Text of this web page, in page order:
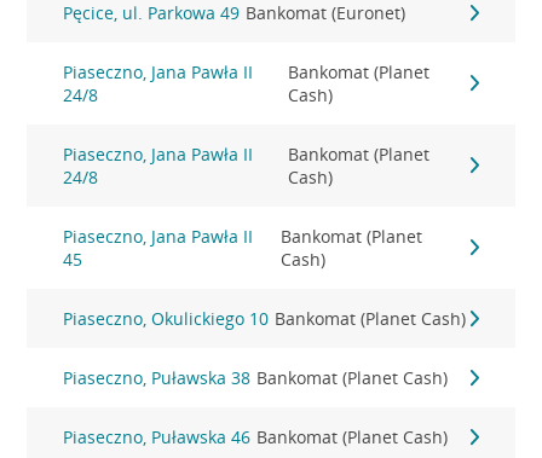
Pęcice, ul. Parkowa 49 Bankomat (Euronet)
Piaseczno, Jana Pawła II
24/8
Bankomat (Planet
Cash)
Piaseczno, Jana Pawła II
24/8
Bankomat (Planet
Cash)
Piaseczno, Jana Pawła II
45
Bankomat (Planet
Cash)
Piaseczno, Okulickiego 10 Bankomat (Planet Cash)
Piaseczno, Puławska 38 Bankomat (Planet Cash)
Piaseczno, Puławska 46 Bankomat (Planet Cash)